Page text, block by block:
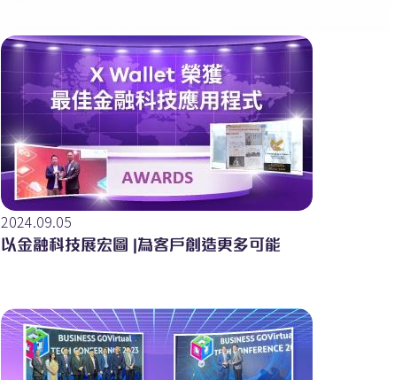
2024.09.05
以金融科技展宏圖 |為客戶創造更多可能